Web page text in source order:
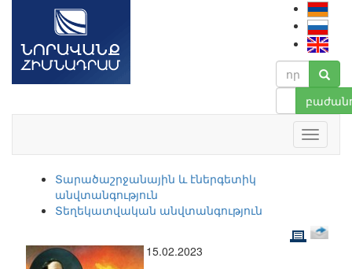
Տարածաշրջանային և էներգետիկ
անվտանգություն
Տեղեկատվական անվտանգություն
15.02.2023